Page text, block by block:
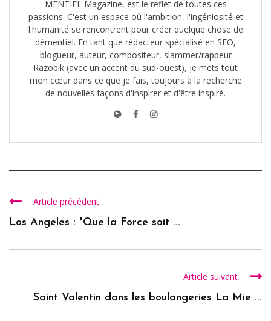
MENTIEL Magazine, est le reflet de toutes ces
passions. C'est un espace où l'ambition, l'ingéniosité et
l'humanité se rencontrent pour créer quelque chose de
démentiel. En tant que rédacteur spécialisé en SEO,
blogueur, auteur, compositeur, slammer/rappeur
Razobik (avec un accent du sud-ouest), je mets tout
mon cœur dans ce que je fais, toujours à la recherche
de nouvelles façons d'inspirer et d'être inspiré.
Article précédent
Los Angeles : "Que la Force soit ...
Article suivant
Saint Valentin dans les boulangeries La Mie ...